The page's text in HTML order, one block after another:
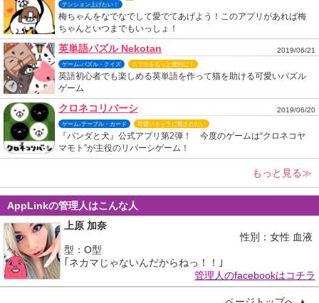
テンション上げたい！
梅ちゃんをなでなでして愛でてあげよう！このアプリがあれば梅
ちゃんといつまでもいっしょ！
英単語パズル Nekotan 2019/06/21
ゲーム-パズル・クイズ スマホをもっと便利に！
英語初心者でも楽しめる英単語を作って猫を助ける可愛いパズル
ゲーム
クロネコリバーシ 2019/06/20
ゲーム-テーブル・カード 可愛いキャラに癒されたい
『パンダと犬』公式アプリ第2弾！ 今度のゲームは“クロネコヤ
マモト”が主役のリバーシゲーム！
もっと見る≫
AppLinkの管理人はこんな人
上原 加奈
性別：女性 血液
型：O型
｢ネカマじゃないんだからねっ！！｣
管理人のfacebookはコチラ